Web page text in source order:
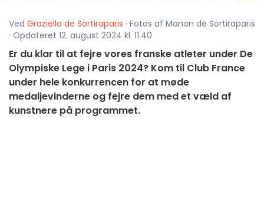
Ved Graziella de Sortiraparis · Fotos af Manon de Sortiraparis
· Opdateret 12. august 2024 kl. 11.40
Er du klar til at fejre vores franske atleter under De
Olympiske Lege i Paris 2024? Kom til Club France
under hele konkurrencen for at møde
medaljevinderne og fejre dem med et væld af
kunstnere på programmet.